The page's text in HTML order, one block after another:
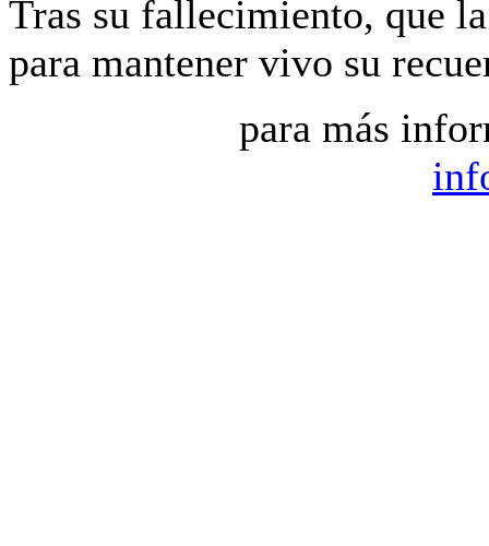
Tras su fallecimiento, que
para mantener vivo su
para más